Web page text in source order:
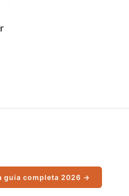
guia completa 2026 →